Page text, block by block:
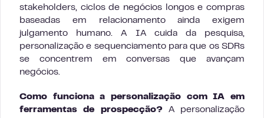
stakeholders, ciclos de negócios longos e compras
baseadas em relacionamento ainda exigem
julgamento humano. A IA cuida da pesquisa,
personalização e sequenciamento para que os SDRs
se concentrem em conversas que avançam
negócios.
Como funciona a personalização com IA em
ferramentas de prospecção?A personalização